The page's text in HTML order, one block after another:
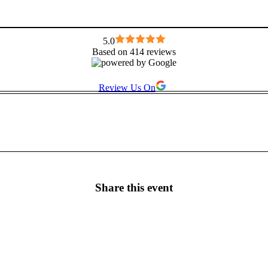
5.0
Based on 414 reviews
Review Us On
Share this event